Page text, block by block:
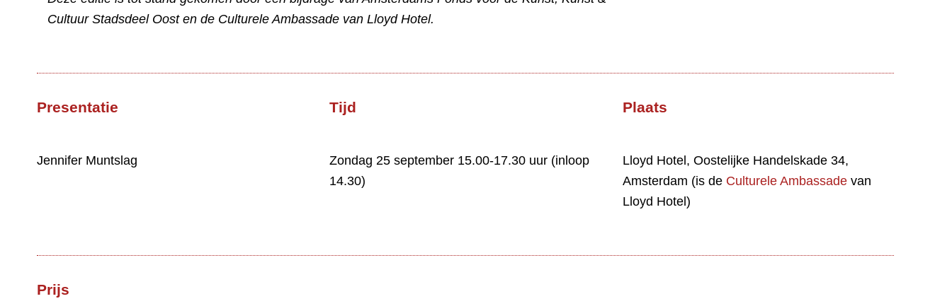
Cultuur Stadsdeel Oost en de Culturele Ambassade van Lloyd Hotel.
Presentatie
Jennifer Muntslag
Tijd
Zondag 25 september 15.00-17.30 uur (inloop
14.30)
Plaats
Lloyd Hotel, Oostelijke Handelskade 34,
Amsterdam (is de Culturele Ambassadevan
Lloyd Hotel)
Prijs